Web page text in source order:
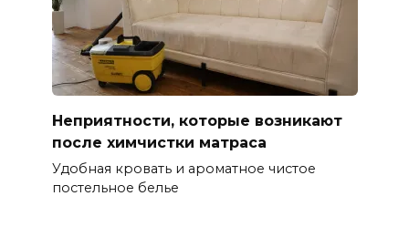
Неприятности, которые возникают
после химчистки матраса
Удобная кровать и ароматное чистое
постельное белье